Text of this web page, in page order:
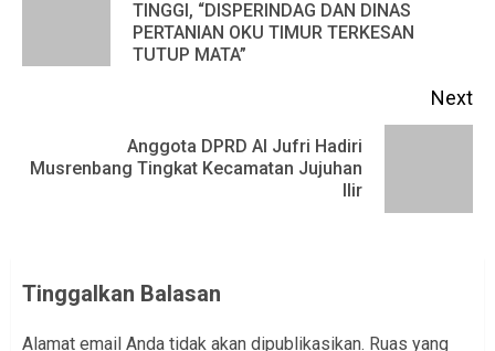
TINGGI, “DISPERINDAG DAN DINAS
PERTANIAN OKU TIMUR TERKESAN
TUTUP MATA”
Next
Next
Anggota DPRD Al Jufri Hadiri
Musrenbang Tingkat Kecamatan Jujuhan
Ilir
Tinggalkan Balasan
Alamat email Anda tidak akan dipublikasikan. Ruas yang